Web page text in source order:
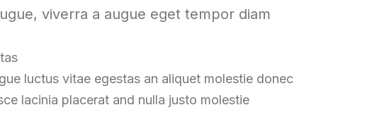
viverra a augue eget tempor diam
luctus vitae egestas an aliquet molestie donec
lacinia placerat and nulla justo molestie